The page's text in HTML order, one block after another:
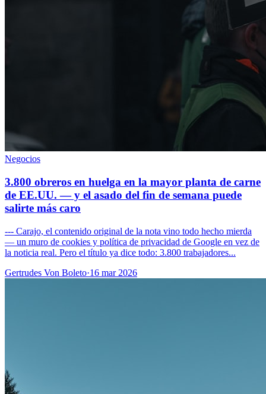
Negocios
3.800 obreros en huelga en la mayor planta de carne
de EE.UU. — y el asado del fin de semana puede
salirte más caro
--- Carajo, el contenido original de la nota vino todo hecho mierda
— un muro de cookies y política de privacidad de Google en vez de
la noticia real. Pero el título ya dice todo: 3.800 trabajadores...
Gertrudes Von Boleto·16 mar 2026